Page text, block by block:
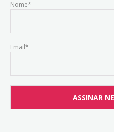
Nome*
Email*